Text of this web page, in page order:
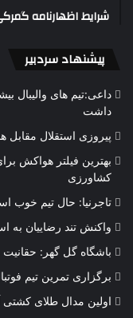
شرایط اظهارنامه
پیشنهاد سردبیر
داعی:تیم های والیبال
داشت
پیروزی استقلال مقابل
بهترین فیلتر هواکش
کشاورزی
تاجرنیا: حال تیم خوب
واکنش تند رضاییان به
باشگاه گل گهر: حقانیت
برگزاری تمرین تیم
اولین مدال طلای